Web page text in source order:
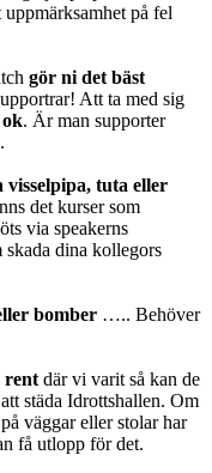
på fel
gör ni det bäst
Att ta med sig
. Är man supporter
visselpipa, tuta eller
det kurser som
via speakerns
skada dina kollegors
bomber ….. Behöver
rent där vi varit så kan de
städa Idrottshallen. Om
väggar eller stolar har
få utlopp för det.